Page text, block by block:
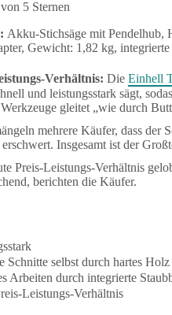
5 Sternen
Akku-Stichsäge mit Pendelhub,
Gewicht: 1,82 kg,
Verhältnis: Die Einhell
und leistungsstark sägt,
gleitet „wie durch
mehrere Käufer, dass der
Insgesamt ist der
Preis-Leistungs-Verhältnis
berichten die Käufer.
Schnitte selbst durch hartes Holz
Arbeiten durch integrierte
Leistungs-Verhältnis